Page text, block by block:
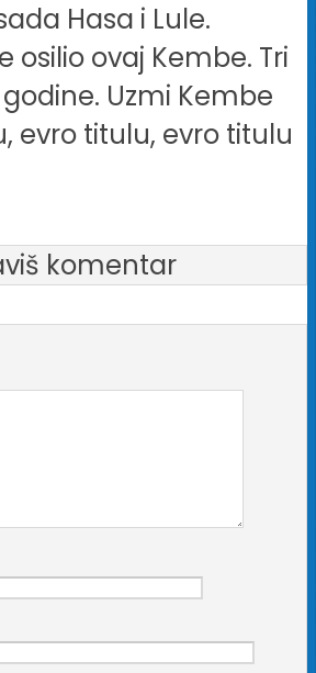
Hasa i Lule.
osilio ovaj Kembe. Tri
Uzmi Kembe
evro titulu, evro titulu
komentar